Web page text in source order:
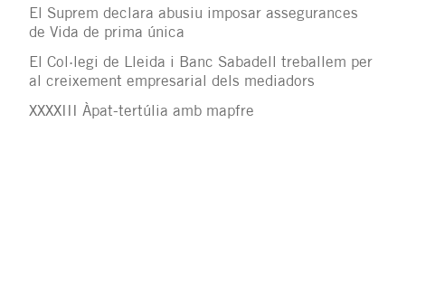
El Suprem declara abusiu imposar assegurances
de Vida de prima única
El Col·legi de Lleida i Banc Sabadell treballem per
al creixement empresarial dels mediadors
XXXXIII Àpat-tertúlia amb mapfre